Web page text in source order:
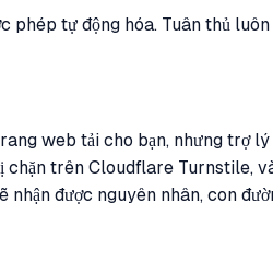
phép tự động hóa. Tuân thủ
web tải cho bạn, nhưng
trên Cloudflare
được nguyên nhân, con